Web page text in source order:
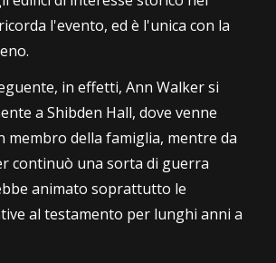
ricorda l'evento, ed è l'unica con la
in effetti, Ann Walker si
a Shibden Hall, dove venne
membro della famiglia, mentre da
continuò una sorta di guerra
animato soprattutto le
al testamento per lunghi anni a